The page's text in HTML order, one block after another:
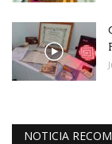
NOTICIA